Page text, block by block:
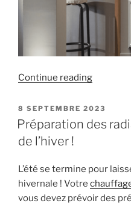
et
Continue reading« Tout
sur
les
POSTED
ON
8 SEPTEMBRE 2023
Préparation des
de l’hiver !
L’été se termine pour
hivernale ! Votre
vous devez prévoir des